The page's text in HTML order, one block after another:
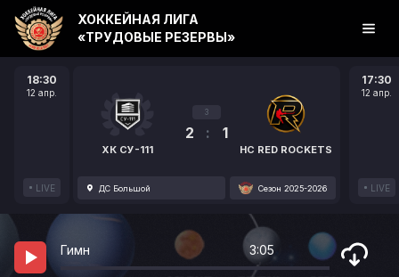
18:30
12 апр.
LIVE
ХК СУ-111
3
2 : 1
HC RED ROCKETS
ДС Большой Сезон 2025-2026
17:30
12 апр.
LIVE
ХОККЕЙНАЯ ЛИГА
«ТРУДОВЫЕ РЕЗЕРВЫ»
Гимн 3:05